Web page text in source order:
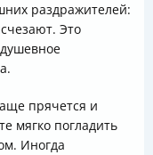
раздражителей:
Это
прячется и
мягко погладить
Иногда